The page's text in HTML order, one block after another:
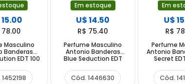
78.00
Masculino
Banderas
EDT 100
Em estoque
U$ 14.50
R$ 75.40
Perfume Masculino
Antonio Banderas
Blue Seduction EDT
Cód. 1446630
Em
U$
R$
Perfume
Antonio
Secret
Cód.